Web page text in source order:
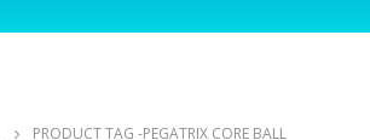
PRODUCT TAG -PEGATRIX CORE BALL